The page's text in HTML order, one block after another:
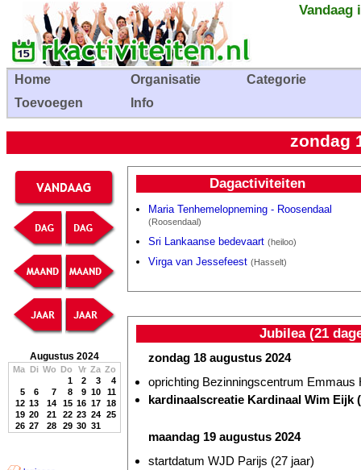
Vandaag
Home Organisatie
Categorie
Toevoegen
Info
zondag
Augustus 2024
Ma Di Wo Do Vr Za Zo
1
2 3
4
5
6 7 8 9 10
11
12 13 14 15 16 17 18
19 20 21 22 23 24 25
26 27 28 29 30 31
Dagactiviteiten
Maria Tenhemelopneming - Roosendaal
(Roosendaal)
Sri Lankaanse bedevaart (heiloo)
Virga van Jessefeest (Hasselt)
Jubilea (21
zondag 18 augustus 2024
oprichting Bezinningscentrum Emmaus
kardinaalscreatie Kardinaal Wim Eijk
maandag 19 augustus 2024
startdatum WJD Parijs (27 jaar)